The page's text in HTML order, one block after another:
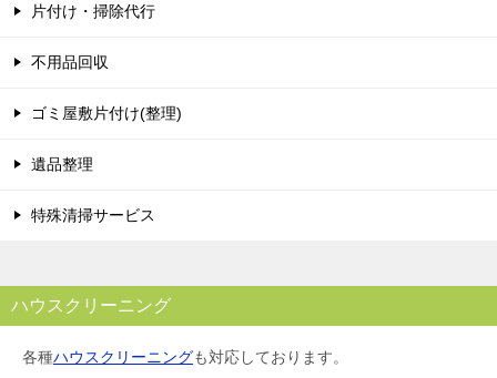
片付け・掃除代行
不用品回収
ゴミ屋敷片付け(整理)
遺品整理
特殊清掃サービス
ハウスクリーニング
各種ハウスクリーニングも対応しております。